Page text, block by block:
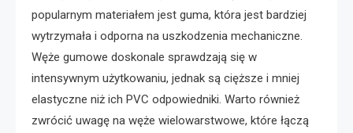
popularnym materiałem jest guma, która jest bardziej
wytrzymała i odporna na uszkodzenia mechaniczne.
Węże gumowe doskonale sprawdzają się w
intensywnym użytkowaniu, jednak są cięższe i mniej
elastyczne niż ich PVC odpowiedniki. Warto również
zwrócić uwagę na węże wielowarstwowe, które łączą